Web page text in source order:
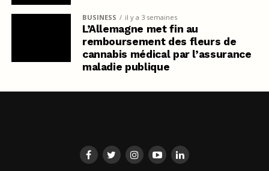
BUSINESS il y a 3 semaines
L’Allemagne met fin au
remboursement des fleurs de
cannabis médical par l’assurance
maladie publique